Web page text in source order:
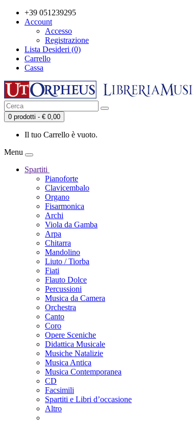
+39 051239295
Account
Accesso
Registrazione
Lista Desideri (0)
Carrello
Cassa
0 prodotti - € 0,00
Il tuo Carrello è vuoto.
Menu
Spartiti
Pianoforte
Clavicembalo
Organo
Fisarmonica
Archi
Viola da Gamba
Arpa
Chitarra
Mandolino
Liuto / Tiorba
Fiati
Flauto Dolce
Percussioni
Musica da Camera
Orchestra
Canto
Coro
Opere Sceniche
Didattica Musicale
Musiche Natalizie
Musica Antica
Musica Contemporanea
CD
Facsimili
Spartiti e Libri d’occasione
Altro